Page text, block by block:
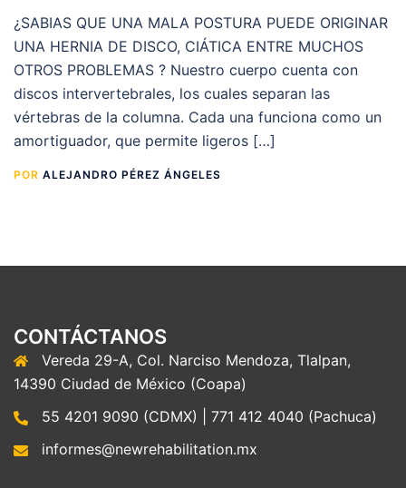
¿SABIAS QUE UNA MALA POSTURA PUEDE ORIGINAR
UNA HERNIA DE DISCO, CIÁTICA ENTRE MUCHOS
OTROS PROBLEMAS ? Nuestro cuerpo cuenta con
discos intervertebrales, los cuales separan las
vértebras de la columna. Cada una funciona como un
amortiguador, que permite ligeros […]
POR ALEJANDRO PÉREZ ÁNGELES
CONTÁCTANOS
Vereda 29-A, Col. Narciso Mendoza, Tlalpan,
14390 Ciudad de México (Coapa)
55 4201 9090 (CDMX) | 771 412 4040 (Pachuca)
informes@newrehabilitation.mx